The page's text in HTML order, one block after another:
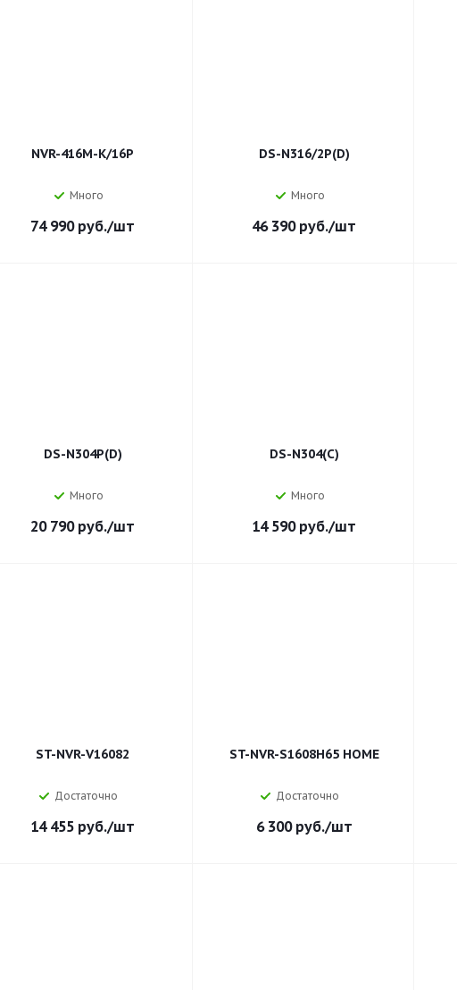
NVR-416M-K/16P
Много
74 990руб./шт
DS-N316/2P(D)
Много
46 390руб./шт
DS-N304P(D)
Много
20 790руб./шт
DS-N304(C)
Много
14 590руб./шт
ST-NVR-V16082
Достаточно
14 455 руб./шт
ST-NVR-S1608H65 HOME
Достаточно
6 300руб./шт